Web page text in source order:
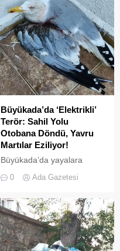
Büyükada’da ‘Elektrikli’
Terör: Sahil Yolu
Otobana Döndü, Yavru
Martılar Eziliyor!
Büyükada’da yayalara
tanımaz elektrikli araç
ölüm yoluna dönüştü.
Denetimsizliğin ve aşırı
hızın son kurbanları ise
beslenmek için sahile inen
0 Ada Gazetesi